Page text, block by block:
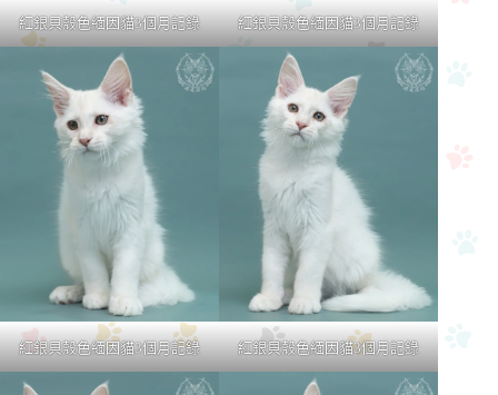
紅銀貝殼色緬因貓3個月記錄 紅銀貝殼色緬因貓3個月記錄
紅銀貝殼色緬因貓3個月記錄 紅銀貝殼色緬因貓3個月記錄